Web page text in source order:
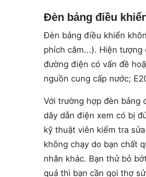
Đèn bảng điều
Đèn bảng điều khiển
phích cắm...). Hiện
đường điện có vấn đề
nguồn cung cấp nước;
Với trường hợp đèn bảng
dây dẫn điện xem có bị
kỹ thuật viên kiểm tra
không chạy do bạn chất
nhân khác. Bạn thử bỏ
quả thì bạn cần gọi thợ